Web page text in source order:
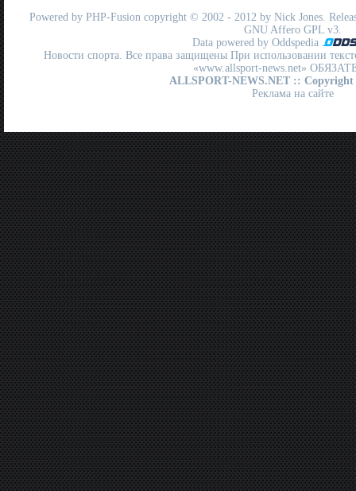
Powered by PHP-Fusion copyright © 2002 - 2012 by Nick Jones.
GNU Affero GPL v3.
Data powered by Oddspedia
Новости спорта. Все права защищены При использовании
«www.allsport-news.net»
ALLSPORT-NEWS.NET :: Copyright
Реклама на сайте